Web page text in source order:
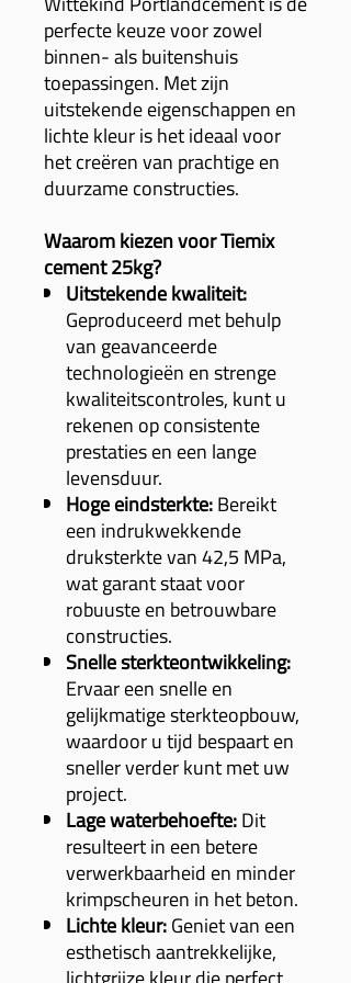
perfecte keuze voor zowel
binnen- als buitenshuis
toepassingen. Met zijn
uitstekende eigenschappen en
lichte kleur is het ideaal voor
het creëren van prachtige en
duurzame constructies.
Waarom kiezen voor Tiemix
cement 25kg?
Uitstekende kwaliteit:
Geproduceerd met behulp
van geavanceerde
technologieën en strenge
kwaliteitscontroles, kunt u
rekenen op consistente
prestaties en een lange
levensduur.
Hoge eindsterkte:Bereikt
een indrukwekkende
druksterkte van 42,5 MPa,
wat garant staat voor
robuuste en betrouwbare
constructies.
Snelle sterkteontwikkeling:
Ervaar een snelle en
gelijkmatige sterkteopbouw,
waardoor u tijd bespaart en
sneller verder kunt met uw
project.
Lage waterbehoefte:Dit
resulteert in een betere
verwerkbaarheid en minder
krimpscheuren in het beton.
Lichte kleur:Geniet van een
esthetisch aantrekkelijke,